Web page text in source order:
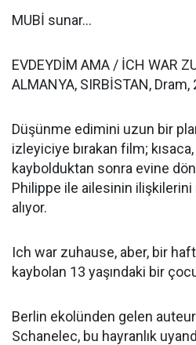
MUBİ sunar...
EVDEYDİM AMA / İCH WAR
ALMANYA, SIRBİSTAN, Dram,
Düşünme edimini uzun bir
izleyiciye bırakan film;
kaybolduktan sonra evine
Philippe ile ailesinin
alıyor.
Ich war zuhause, aber, bir
kaybolan 13 yaşındaki bir
Berlin ekolünden gelen
Schanelec, bu hayranlık